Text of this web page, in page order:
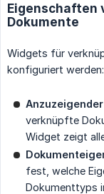
Eigenschaften
Dokumente
Widgets für
konfiguriert werden:
verknüpfte
Widget zeigt
fest, welche
Dokumenttyps